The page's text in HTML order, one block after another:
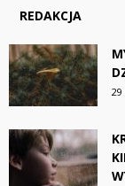
REDAKCJA
29